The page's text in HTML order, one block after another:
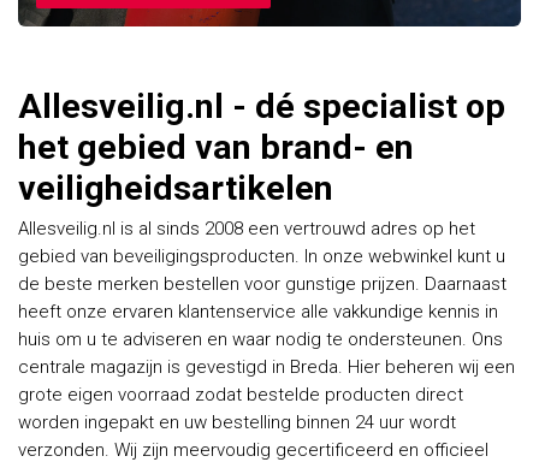
Allesveilig.nl - dé specialist op
het gebied van brand- en
veiligheidsartikelen
Allesveilig.nl is al sinds 2008 een vertrouwd adres op het
gebied van beveiligingsproducten. In onze webwinkel kunt u
de beste merken bestellen voor gunstige prijzen. Daarnaast
heeft onze ervaren klantenservice alle vakkundige kennis in
huis om u te adviseren en waar nodig te ondersteunen. Ons
centrale magazijn is gevestigd in Breda. Hier beheren wij een
grote eigen voorraad zodat bestelde producten direct
worden ingepakt en uw bestelling binnen 24 uur wordt
verzonden. Wij zijn meervoudig gecertificeerd en officieel